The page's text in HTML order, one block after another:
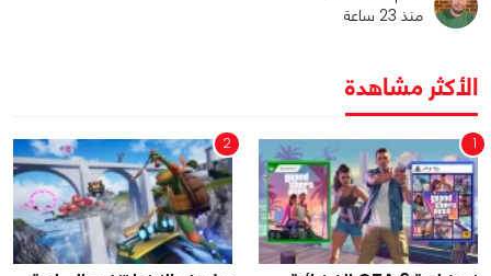
منذ 23 ساعة
الأكثر مشاهدة
1
2